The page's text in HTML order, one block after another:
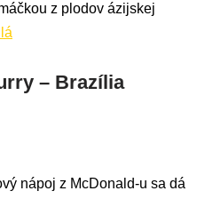
z plodov ázijskej
– Brazília
nápoj z McDonald-u sa dá